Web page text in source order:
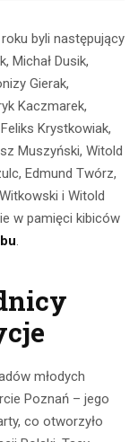
byli następujący
Michał Dusik,
Gierak,
Kaczmarek,
Krystkowiak,
Muszyński, Witold
Edmund Twórz,
i Witold
w pamięci kibiców
.
młodych
Poznań – jego
co otworzyło